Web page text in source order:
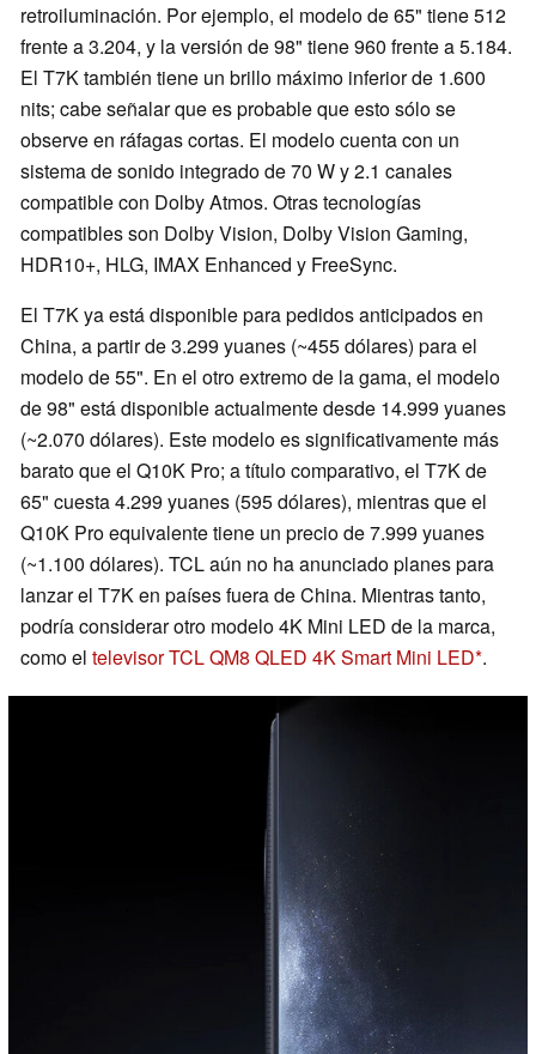
retroiluminación. Por ejemplo, el modelo de 65" tiene 512
frente a 3.204, y la versión de 98" tiene 960 frente a 5.184.
El T7K también tiene un brillo máximo inferior de 1.600
nits; cabe señalar que es probable que esto sólo se
observe en ráfagas cortas. El modelo cuenta con un
sistema de sonido integrado de 70 W y 2.1 canales
compatible con Dolby Atmos. Otras tecnologías
compatibles son Dolby Vision, Dolby Vision Gaming,
HDR10+, HLG, IMAX Enhanced y FreeSync.
El T7K ya está disponible para pedidos anticipados en
China, a partir de 3.299 yuanes (~455 dólares) para el
modelo de 55". En el otro extremo de la gama, el modelo
de 98" está disponible actualmente desde 14.999 yuanes
(~2.070 dólares). Este modelo es significativamente más
barato que el Q10K Pro; a título comparativo, el T7K de
65" cuesta 4.299 yuanes (595 dólares), mientras que el
Q10K Pro equivalente tiene un precio de 7.999 yuanes
(~1.100 dólares). TCL aún no ha anunciado planes para
lanzar el T7K en países fuera de China. Mientras tanto,
podría considerar otro modelo 4K Mini LED de la marca,
como el televisor TCL QM8 QLED 4K Smart Mini LED .